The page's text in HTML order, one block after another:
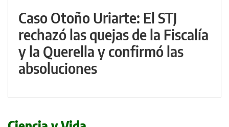
Caso Otoño Uriarte: El STJ
rechazó las quejas de la Fiscalía
y la Querella y confirmó las
absoluciones